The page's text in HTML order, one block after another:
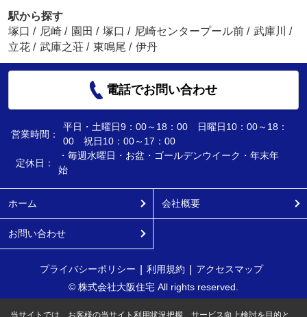
駅から探す
塚口 / 尼崎 / 園田 / 塚口 / 尼崎センタープール前 / 武庫川
/
立花 / 武庫之荘 / 東鳴尾 / 伊丹
電話でお問い合わせ
営業時間：
平日・土曜日9：00～18：00 日曜日10：00～18：
00 祝日10：00～17：00
定休日：
・毎週水曜日・お盆・ゴールデンウイーク・年末年
始
ホーム 会社概要
お問い合わせ
プライバシーポリシー 利用規約
アクセスマップ
© 株式会社大阪住宅 All rights reserved.
当サイトでは、お客様の当サイト利用状況把握、サービス向上検討を目的と